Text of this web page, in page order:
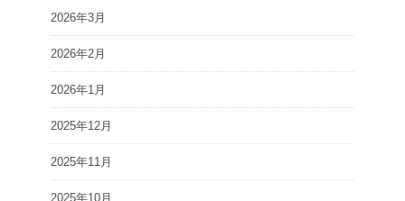
2026年3月
2026年2月
2026年1月
2025年12月
2025年11月
2025年10月